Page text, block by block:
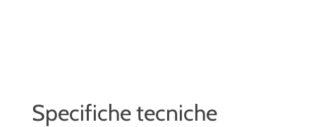
Specifiche tecniche